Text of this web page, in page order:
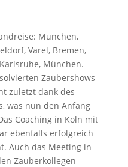
München,
Varel, Bremen,
München.
Zaubershows
zuletzt dank des
was nun den Anfang
Coaching in Köln mit
ebenfalls erfolgreich
Auch das Meeting in
Zauberkollegen